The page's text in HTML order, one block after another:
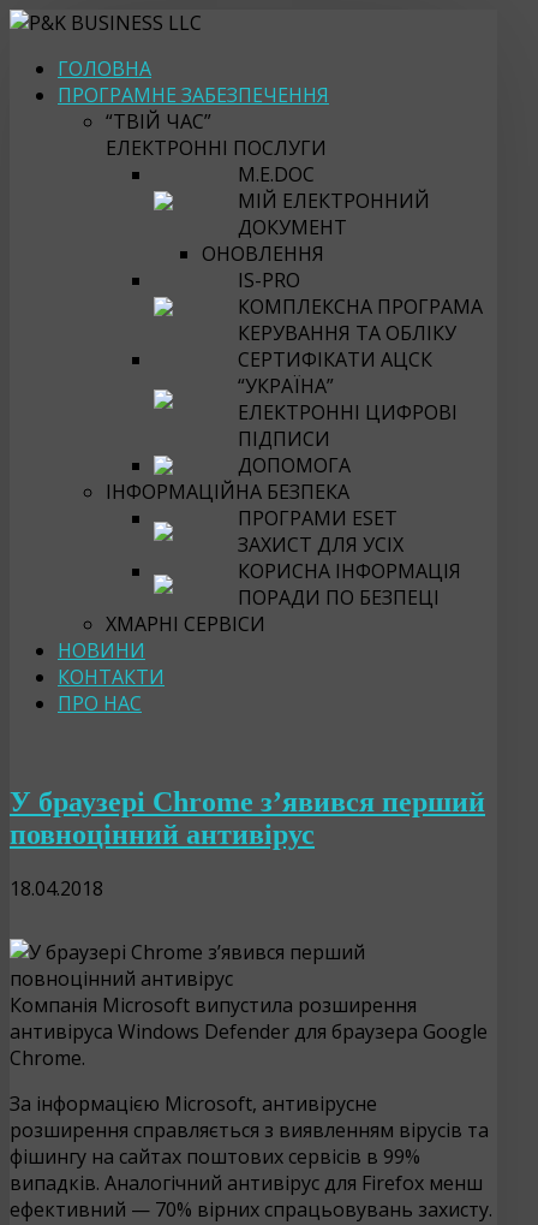
ГОЛОВНА
ПРОГРАМНЕ ЗАБЕЗПЕЧЕННЯ
“ТВІЙ ЧАС”
ЕЛЕКТРОННІ ПОСЛУГИ
M.E.DOC
МІЙ ЕЛЕКТРОННИЙ
ДОКУМЕНТ
ОНОВЛЕННЯ
IS-PRO
КОМПЛЕКСНА ПРОГРАМА
КЕРУВАННЯ ТА ОБЛІКУ
СЕРТИФІКАТИ АЦСК
“УКРАЇНА”
ЕЛЕКТРОННІ ЦИФРОВІ
ПІДПИСИ
ДОПОМОГА
ІНФОРМАЦІЙНА БЕЗПЕКА
ПРОГРАМИ ESET
ЗАХИСТ ДЛЯ УСІХ
КОРИСНА ІНФОРМАЦІЯ
ПОРАДИ ПО БЕЗПЕЦІ
ХМАРНІ СЕРВІСИ
НОВИНИ
КОНТАКТИ
ПРО НАС
У браузері Chrome з’явився перший
повноцінний антивірус
18.04.2018
Компанія Microsoft випустила розширення
антивіруса Windows Defender для браузера Google
Chrome.
За інформацією Microsoft, антивірусне
розширення справляється з виявленням вірусів та
фішингу на сайтах поштових сервісів в 99%
випадків. Аналогічний антивірус для Firefox менш
ефективний — 70% вірних спрацьовувань захисту.